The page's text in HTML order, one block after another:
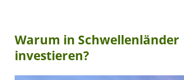
Warum in Schwellenländer
investieren?